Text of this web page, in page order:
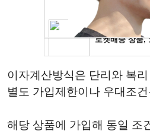
이자계산방식은 단리와 복
별도 가입제한이나 우대조
해당 상품에 가입해 동일 조